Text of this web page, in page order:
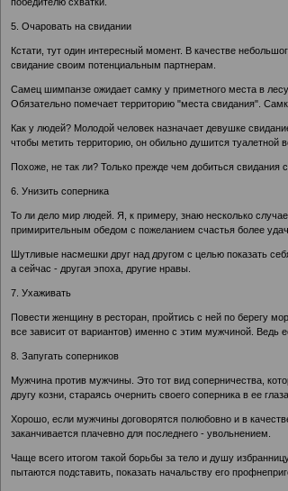
5. Очаровать на свидании
Кстати, тут один интересный момент. В качестве
свидание своим потенциальным партнерам.
Самец шимпанзе ожидает самку у приметного места в
Обязательно помечает территорию "места свидания".
Как у людей? Молодой человек назначает девушке
чтобы метить территорию, он обильно душится туалетной
Похоже, не так ли? Только прежде чем добиться
6. Унизить соперника
То ли дело мир людей. Я, к примеру, знаю несколько
примирительным обедом с пожеланием счастья более
Шутливые насмешки друг над другом с целью показать
а сейчас - другая эпоха, другие нравы.
7. Ухаживать
Повести женщину в ресторан, пройтись с ней по берегу
все зависит от вариантов) именно с этим мужчиной. Ведь
8. Запугать соперников
Мужчина против мужчины. Это тот вид соперничества,
другу козни, стараясь очернить своего соперника в ее
Хорошо, если мужчины договорятся полюбовно и в
заканчивается плачевно для последнего - увольнением.
Чаще всего итогом такой борьбы за тело и душу
пытаются подставить, показать начальству его